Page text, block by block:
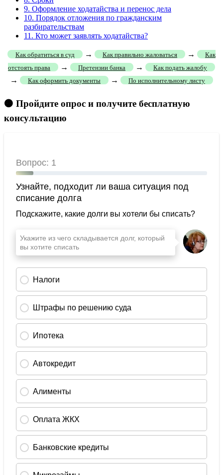
9. Оформление ходатайства и перенос дела
10. Порядок отложения по гражданским
разбирательствам
11. Кто может заявлять ходатайства?
Как обратиться в суд → Как правильно жаловаться →
Как
отстоять права
→ Претензии банка → Как подать жалобу
→ Как оформить документы → По исполнительному листу
🟠 Пройдите опрос и получите бесплатную
консультацию